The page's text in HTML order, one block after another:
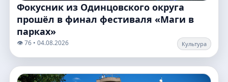
Фокусник из Одинцовского округа
прошёл в финал фестиваля «Маги в
парках»
👁️ 76 • 04.08.2026 Культура